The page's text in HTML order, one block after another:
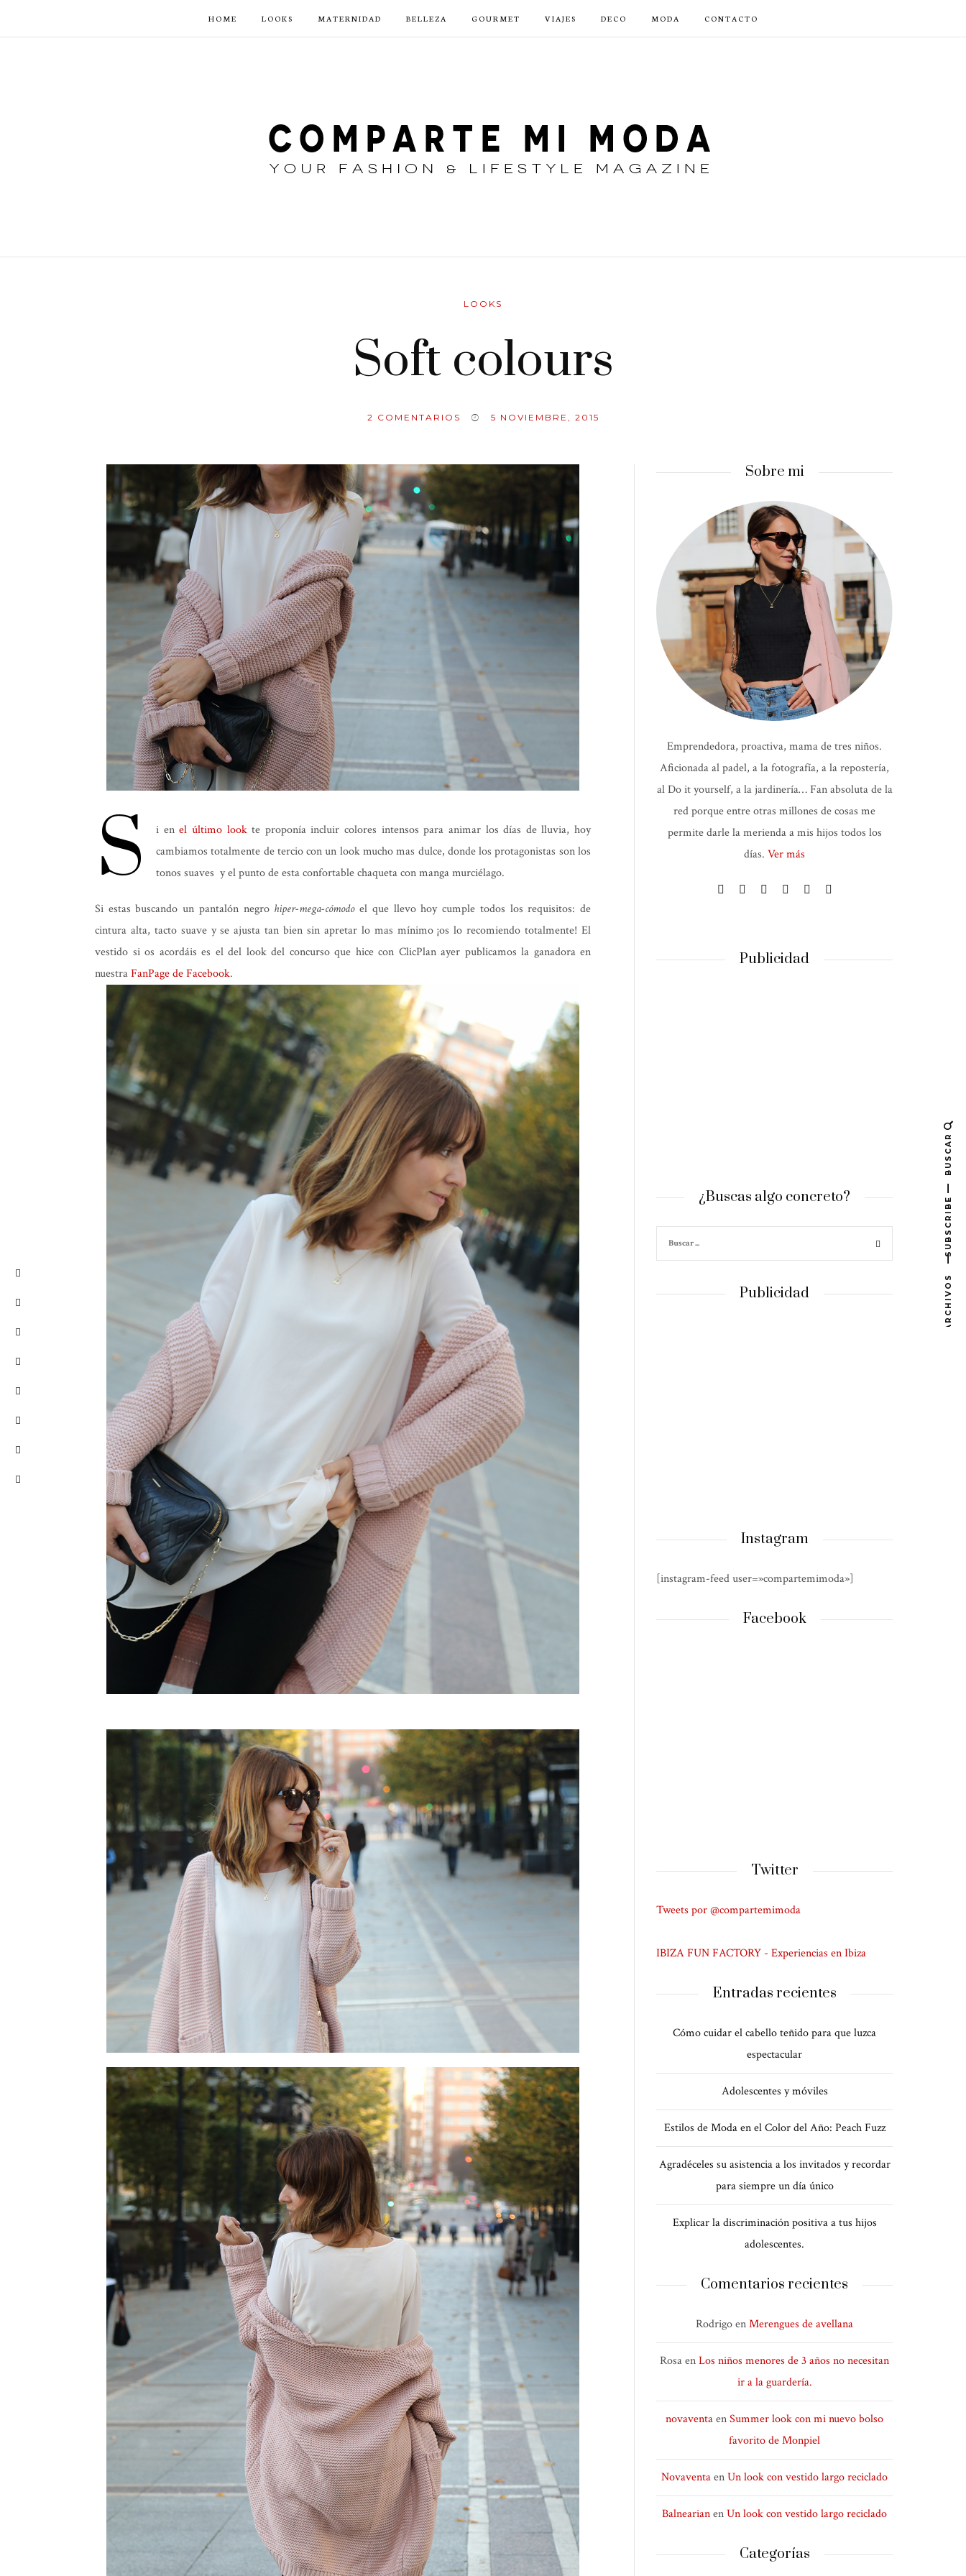
HOME LOOKS MATERNIDAD BELLEZA GOURMET VIAJES DECO MODA CONTACTO
LOOKS
Soft colours
2 COMENTARIOS 5 NOVIEMBRE, 2015
S i enel último lookte proponía incluir colores intensos para animar los días de lluvia, hoy
cambiamos totalmente de tercio con un look mucho mas dulce, donde los protagonistas son los
tonos suaves y el punto de esta confortable chaqueta con manga murciélago.
Si estas buscando un pantalón negro hiper-mega-cómodoel que llevo hoy cumple todos los requisitos: de
cintura alta, tacto suave y se ajusta tan bien sin apretar lo mas mínimo ¡os lo recomiendo totalmente! El
vestido si os acordáis es el del look del concurso que hice con ClicPlan ayer publicamos la ganadora en
nuestraFanPage de Facebook.
Sobre mi
Emprendedora, proactiva, mama de tres niños.
Aficionada al padel, a la fotografía, a la repostería,
al Do it yourself, a la jardinería… Fan absoluta de la
red porque entre otras millones de cosas me
permite darle la merienda a mis hijos todos los
días. Ver más
Publicidad
¿Buscas algo concreto?
Publicidad
Instagram
[instagram-feed user=»compartemimoda»]
Facebook
Twitter
Tweets por @compartemimoda
IBIZA FUN FACTORY - Experiencias en Ibiza
Entradas recientes
Cómo cuidar el cabello teñido para que luzca
espectacular
Adolescentes y móviles
Estilos de Moda en el Color del Año: Peach Fuzz
Agradéceles su asistencia a los invitados y recordar
para siempre un día único
Explicar la discriminación positiva a tus hijos
adolescentes.
Comentarios recientes
RodrigoenMerengues de avellana
RosaenLos niños menores de 3 años no necesitan
ir a la guardería.
novaventaenSummer look con mi nuevo bolso
favorito de Monpiel
NovaventaenUn look con vestido largo reciclado
BalnearianenUn look con vestido largo reciclado
Categorías
BUSCAR
SUBSCRIBE
ARCHIVOS